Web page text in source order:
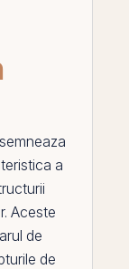
a
Aceste
de
de